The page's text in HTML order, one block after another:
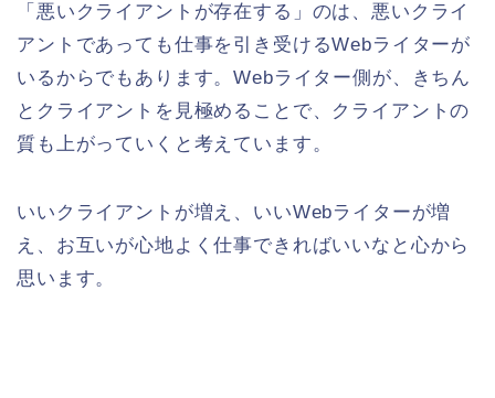
「悪いクライアントが存在する」のは、悪いクライ
アントであっても仕事を引き受けるWebライターが
いるからでもあります。Webライター側が、きちん
とクライアントを見極めることで、クライアントの
質も上がっていくと考えています。
いいクライアントが増え、いいWebライターが増
え、お互いが心地よく仕事できればいいなと心から
思います。